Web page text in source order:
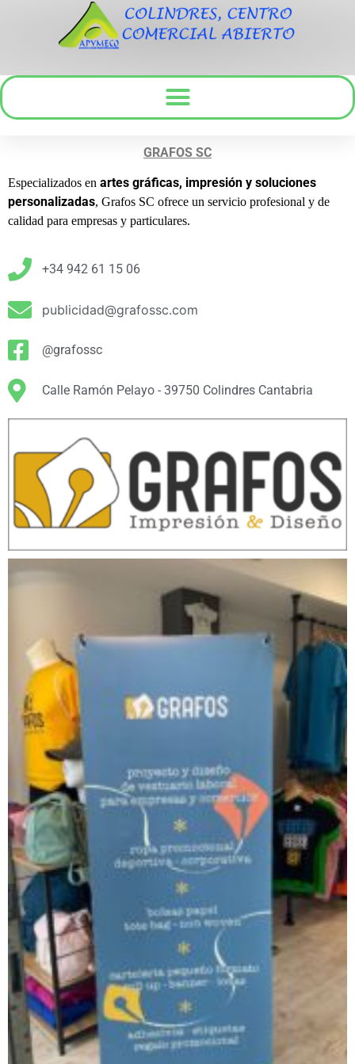
GRAFOS SC
Especializados en artes gráficas, impresión y soluciones
personalizadas, Grafos SC ofrece un servicio profesional y de
calidad para empresas y particulares.
+34 942 61 15 06
publicidad@grafossc.com
@grafossc
Calle Ramón Pelayo - 39750 Colindres Cantabria